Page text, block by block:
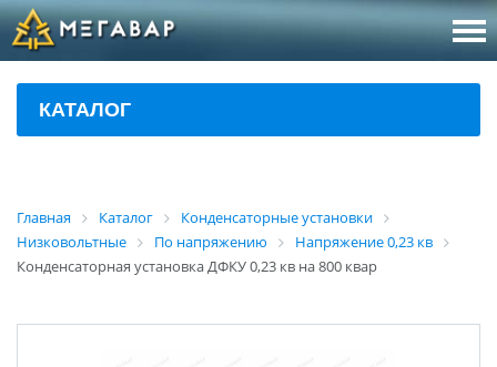
8
КАТАЛОГ
Главная Каталог
Конденсаторные установки
Низковольтные
По напряжению
Напряжение 0,23 кв
Конденсаторная установка ДФКУ 0,23 кв на 800 квар